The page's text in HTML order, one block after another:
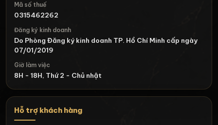
Mã số thuế
0315462262
Đăng ký kinh doanh
Do Phòng Đăng ký kinh doanh TP. Hồ Chí Minh cấp ngày
07/01/2019
Giờ làm việc
8H - 18H, Thứ 2 - Chủ nhật
Hỗ trợ khách hàng